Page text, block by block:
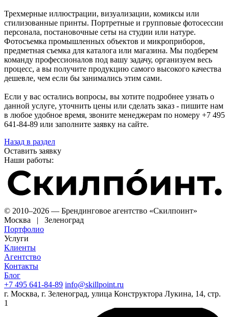
Трехмерные иллюстрации, визуализации, комиксы или
стилизованные принты. Портретные и групповые фотосессии
персонала, постановочные сеты на студии или натуре.
Фотосъемка промышленных объектов и микроприборов,
предметная съемка для каталога или магазина. Мы подберем
команду профессионалов под вашу задачу, организуем весь
процесс, а вы получите продукцию самого высокого качества
дешевле, чем если бы занимались этим сами.
Если у вас остались вопросы, вы хотите подробнее узнать о
данной услуге, уточнить цены или сделать заказ - пишите нам
в любое удобное время, звоните менеджерам по номеру +7 495
641-84-89 или заполните заявку на сайте.
Назад в раздел
Оставить заявку
Наши работы:
© 2010–2026 — Брендинговое агентство «Скилпоинт»
Москва | Зеленоград
Портфолио
Услуги
Клиенты
Агентство
Контакты
Блог
+7 495 641-84-89 info@skillpoint.ru
г. Москва, г. Зеленоград, улица Конструктора Лукина, 14, стр.
1